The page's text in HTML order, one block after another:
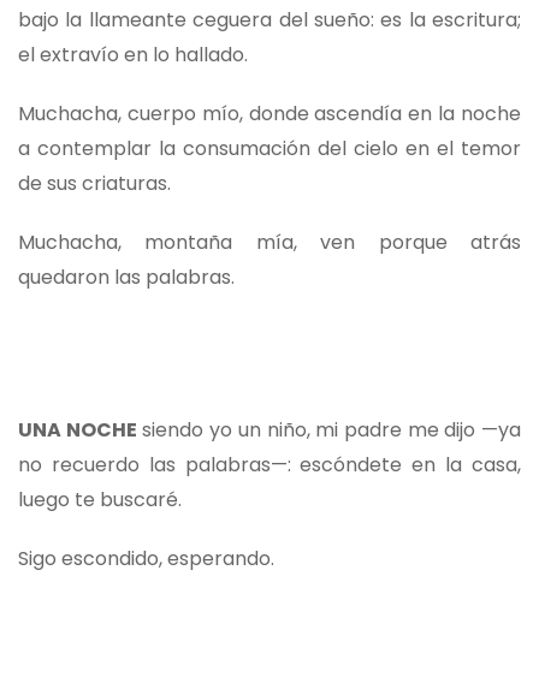
bajo la llameante ceguera del sueño: es la escritura;
el extravío en lo hallado.
Muchacha, cuerpo mío, donde ascendía en la noche
a contemplar la consumación del cielo en el temor
de sus criaturas.
Muchacha, montaña mía, ven porque atrás
quedaron las palabras.
UNA NOCHE siendo yo un niño, mi padre me dijo —ya
no recuerdo las palabras—: escóndete en la casa,
luego te buscaré.
Sigo escondido, esperando.